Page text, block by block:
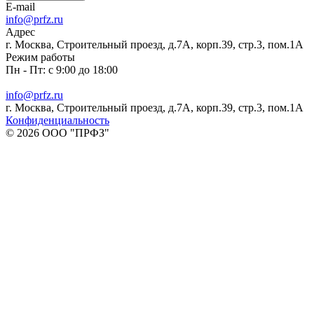
E-mail
info@prfz.ru
Адрес
г. Москва, Строительный проезд, д.7А, корп.39, стр.3, пом.1А
Режим работы
Пн - Пт: с 9:00 до 18:00
info@prfz.ru
г. Москва, Строительный проезд, д.7А, корп.39, стр.3, пом.1А
Конфиденциальность
© 2026 ООО "ПРФЗ"